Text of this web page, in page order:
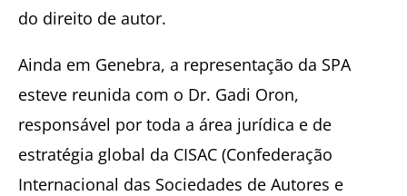
do direito de autor.
Ainda em Genebra, a representação da SPA
esteve reunida com o Dr. Gadi Oron,
responsável por toda a área jurídica e de
estratégia global da CISAC (Confederação
Internacional das Sociedades de Autores e